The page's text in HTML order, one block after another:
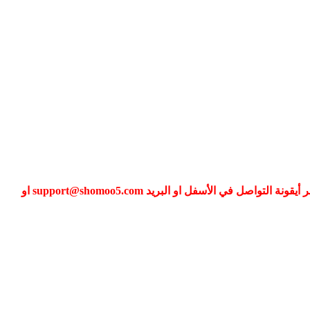
إذا كنت تواجه مشكلة في تسجيل الدخول الى عضويتك فضلا قم بطلب تغيير كلمة المرور عبر (نسيت كلمة المرور) أو التواصل معنا عبر أيقونة التواصل في الأسفل او البريد support@shomoo5.com او